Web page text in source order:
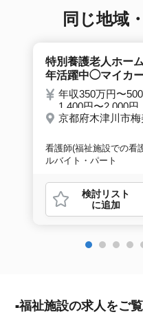
同じ地域
特別養護老人ホー
年活躍中◯マイカ
能な方！
年収350万円〜
1,400円〜2,000円
京都府木津川市梅
看護師(福祉施設での看
ルバイト・パート
検討リスト
に追加
福祉施設の求人をご